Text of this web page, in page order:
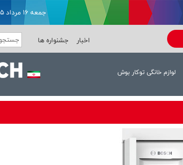
جمعه ۱۶ مرداد ۱۴۰۵ | Friday 7 August 2026
اخبار جشنواره ها
لوازم خانگی توکار بوش